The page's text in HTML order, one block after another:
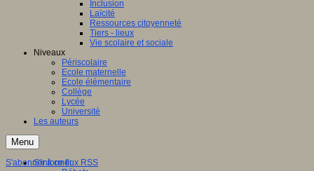
Inclusion
Laïcité
Ressources citoyenneté
Tiers - lieux
Vie scolaire et sociale
Niveaux
Périscolaire
Ecole maternelle
Ecole élémentaire
Collège
Lycée
Université
Les auteurs
Menu
S'informer
S'abonner à ce flux RSS